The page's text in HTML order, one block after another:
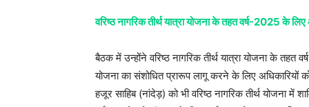
वरिष्ठ नागरिक तीर्थ यात्रा योजना के तहत वर्ष-2025 के
बैठक में उन्होंने वरिष्ठ नागरिक तीर्थ यात्रा योजना के
योजना का संशोधित प्रारूप लागू करने के लिए अधिकारियों
हजूर साहिब (नांदेड़) को भी वरिष्ठ नागरिक तीर्थ योजना में